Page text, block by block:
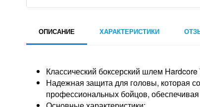
ОПИСАНИЕ ХАРАКТЕРИСТИКИ
Классический боксерский шлем
Надежная защита для головы, которая
профессиональных бойцов,